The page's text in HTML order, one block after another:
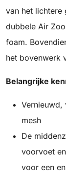
van het lichtere
dubbele Air
foam.
het bovenwerk
Belangrijke
Vernieuwd,
mesh
De
voorvoet
voor een